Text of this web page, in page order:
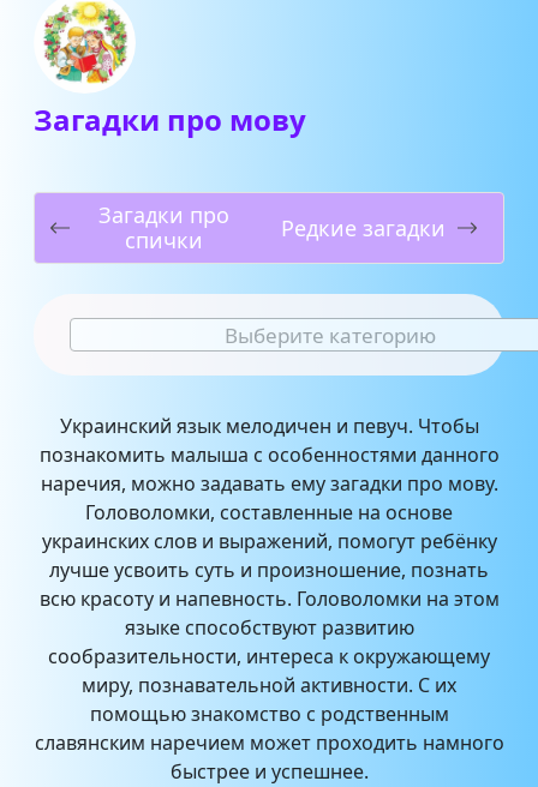
Загадки про мову
Загадки про
спички
Редкие загадки
Выберите категорию
Украинский язык мелодичен и певуч. Чтобы
познакомить малыша с особенностями данного
наречия, можно задавать ему загадки про мову.
Головоломки, составленные на основе
украинских слов и выражений, помогут ребёнку
лучше усвоить суть и произношение, познать
всю красоту и напевность. Головоломки на этом
языке способствуют развитию
сообразительности, интереса к окружающему
миру, познавательной активности. С их
помощью знакомство с родственным
славянским наречием может проходить намного
быстрее и успешнее.